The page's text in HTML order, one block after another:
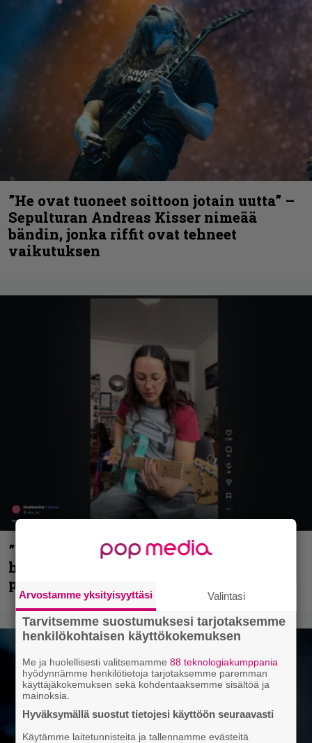
”He ovat tuoneet soittoon jotain uutta” –
Sepulturan Andreas Kisser nimeää
bändin, jonka riffit ovat tehneet
vaikutuksen
”Mitalini näyttää ihan plektralta” –
huippu-uimari jamittelee Megadethiä
palkinnollaan
Arvostamme yksityisyyttäsi Valintasi
Tarvitsemme suostumuksesi tarjotaksemme
henkilökohtaisen käyttökokemuksen
Me ja huolellisesti valitsemamme88 teknologiakumppania
hyödynnämme henkilötietoja tarjotaksemme paremman
käyttäjäkokemuksen sekä kohdentaaksemme sisältöä ja
mainoksia.
Hyväksymällä suostut tietojesi käyttöön seuraavasti
Käytämme laitetunnisteita ja tallennamme evästeitä